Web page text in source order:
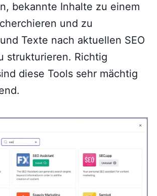
bekannte Inhalte zu einem
und zu
Texte nach aktuellen SEO
strukturieren. Richtig
diese Tools sehr mächtig